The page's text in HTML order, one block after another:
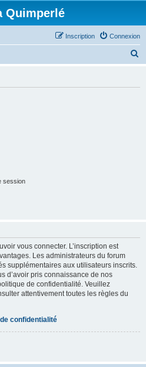
Quimperlé
Connexion
Inscription
session
vous connecter. L’inscription est
Les administrateurs du forum
supplémentaires aux utilisateurs inscrits.
d’avoir pris connaissance de nos
de confidentialité. Veuillez
attentivement toutes les règles du
confidentialité